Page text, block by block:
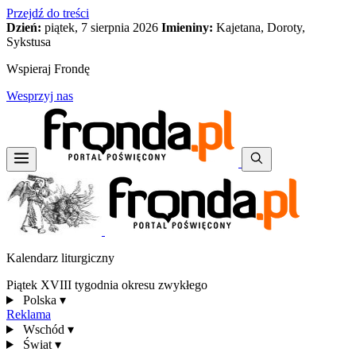
Przejdź do treści
Dzień: piątek, 7 sierpnia 2026 Imieniny: Kajetana, Doroty,
Sykstusa
Wspieraj Frondę
Wesprzyj nas
Kalendarz liturgiczny
Piątek XVIII tygodnia okresu zwykłego
Polska ▾
Reklama
Wschód ▾
Świat ▾